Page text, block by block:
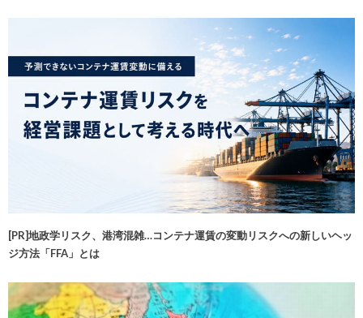
[PR]地政学リスク、港湾混雑…コンテナ運賃の変動リスクへの新しいヘッ
ジ方法「FFA」とは